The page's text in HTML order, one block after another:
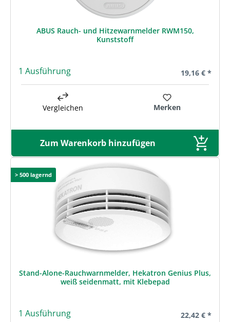
ABUS Rauch- und Hitzewarnmelder RWM150,
Kunststoff
1 Ausführung Regulärer
19,16 € *
Vergleichen Merken
Zum Warenkorb hinzufügen
> 500 lagernd
Stand-Alone-Rauchwarnmelder, Hekatron Genius Plus,
weiß seidenmatt, mit Klebepad
1 Ausführung Regulärer
22,42 € *